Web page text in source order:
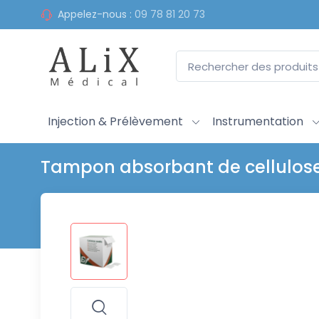
Appelez-nous : 09 78 81 20 73
Injection & Prélèvement Instrumentation
Tampon absorbant de